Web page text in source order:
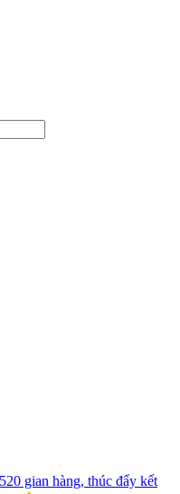
gian hàng, thúc đẩy kết